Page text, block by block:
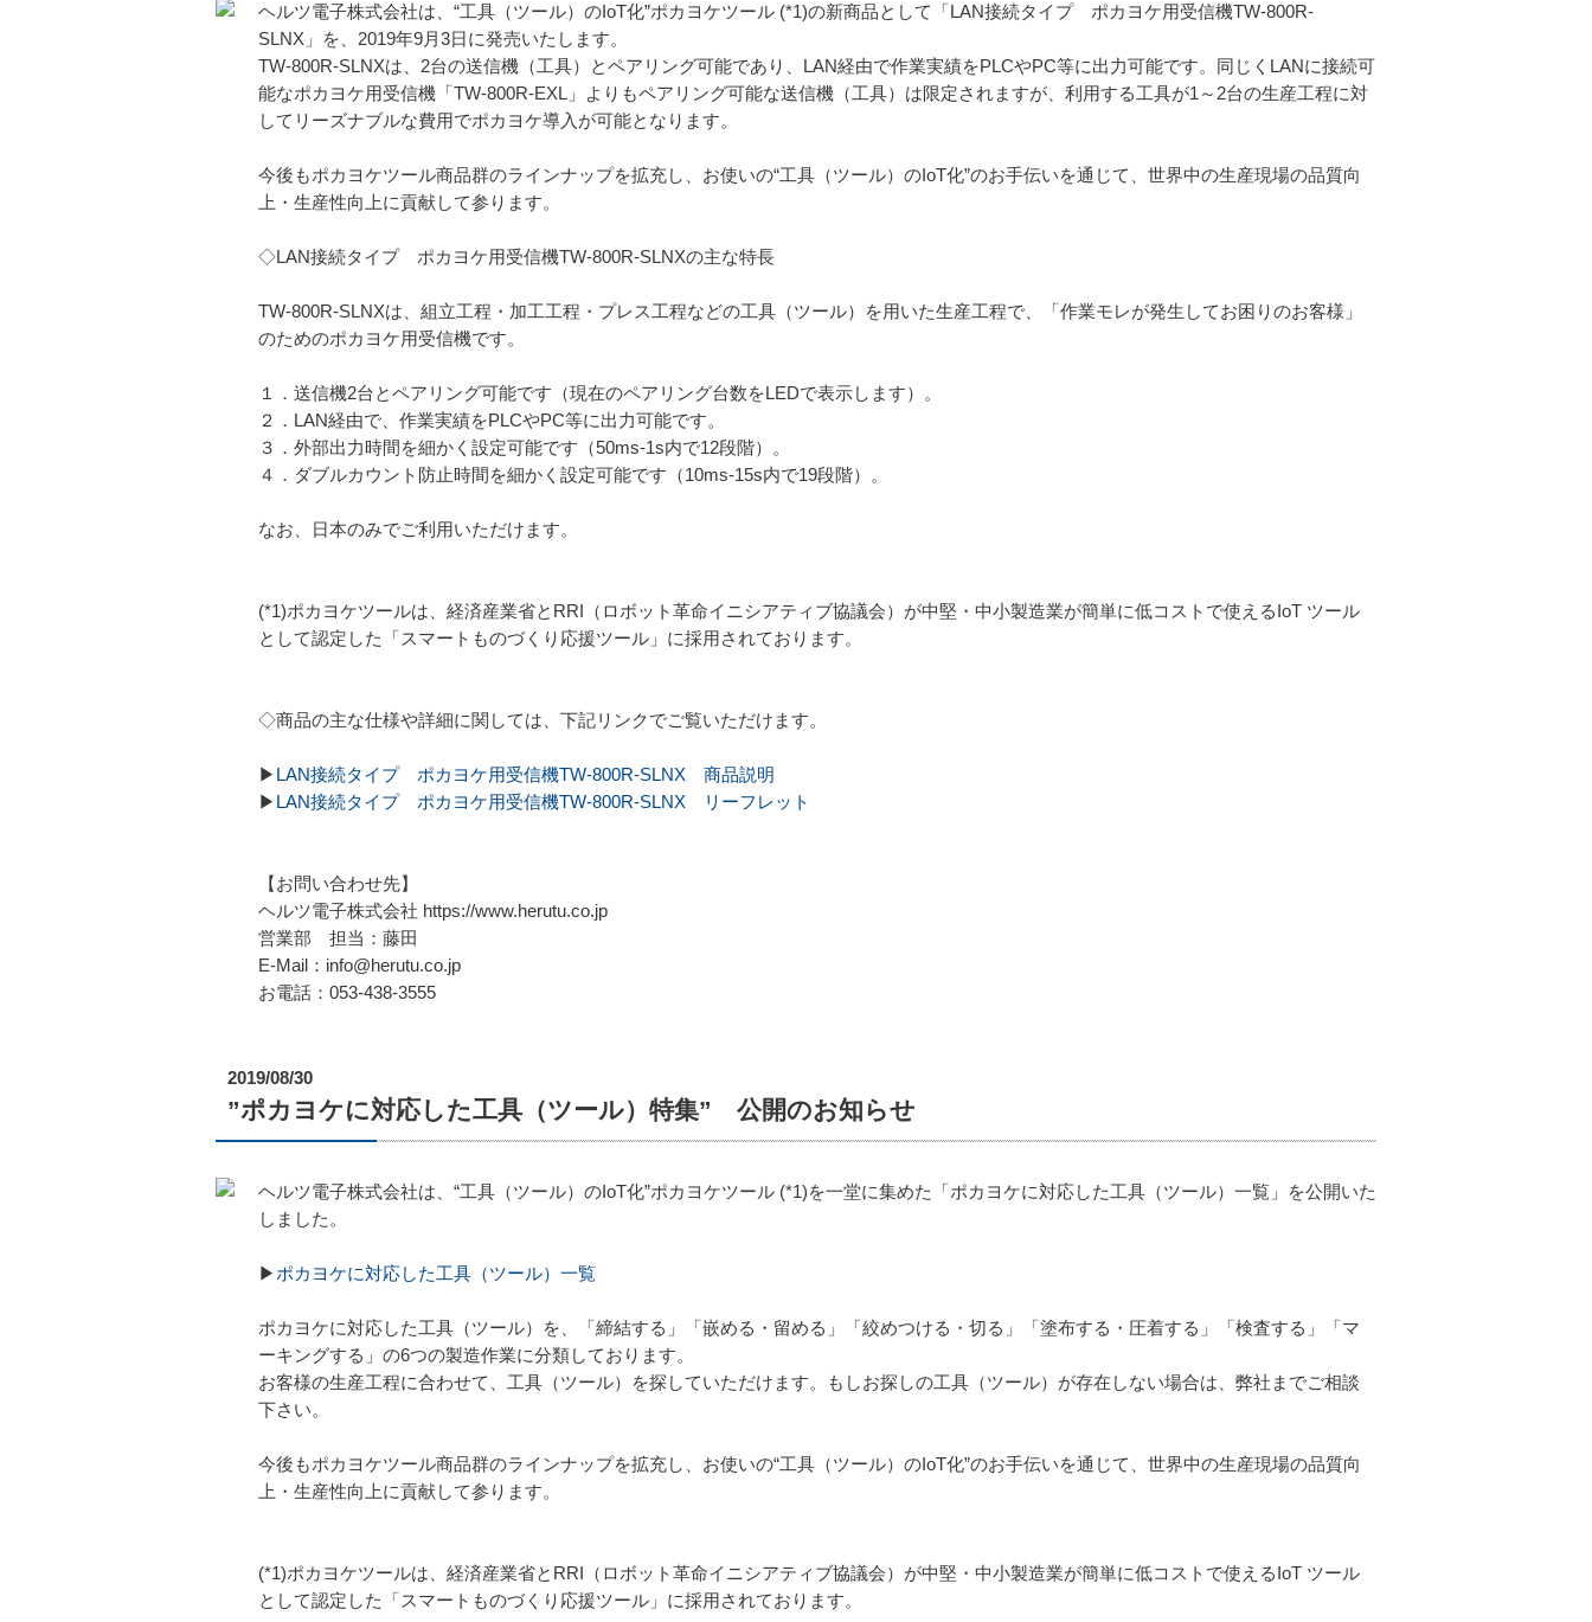
ヘルツ電子株式会社は、“工具（ツール）のIoT化”ポカヨケツール (*1)の新商品として「LAN接続タイプ ポカヨケ用受信機TW-800R-
SLNX」を、2019年9月3日に発売いたします。
TW-800R-SLNXは、2台の送信機（工具）とペアリング可能であり、LAN経由で作業実績をPLCやPC等に出力可能です。同じくLANに接続可
能なポカヨケ用受信機「TW-800R-EXL」よりもペアリング可能な送信機（工具）は限定されますが、利用する工具が1～2台の生産工程に対
してリーズナブルな費用でポカヨケ導入が可能となります。
今後もポカヨケツール商品群のラインナップを拡充し、お使いの“工具（ツール）のIoT化”のお手伝いを通じて、世界中の生産現場の品質向
上・生産性向上に貢献して参ります。
◇LAN接続タイプ ポカヨケ用受信機TW-800R-SLNXの主な特長
TW-800R-SLNXは、組立工程・加工工程・プレス工程などの工具（ツール）を用いた生産工程で、「作業モレが発生してお困りのお客様」
のためのポカヨケ用受信機です。
１．送信機2台とペアリング可能です（現在のペアリング台数をLEDで表示します）。
２．LAN経由で、作業実績をPLCやPC等に出力可能です。
３．外部出力時間を細かく設定可能です（50ms-1s内で12段階）。
４．ダブルカウント防止時間を細かく設定可能です（10ms-15s内で19段階）。
なお、日本のみでご利用いただけます。
(*1)ポカヨケツールは、経済産業省とRRI（ロボット革命イニシアティブ協議会）が中堅・中小製造業が簡単に低コストで使えるIoT ツール
として認定した「スマートものづくり応援ツール」に採用されております。
◇商品の主な仕様や詳細に関しては、下記リンクでご覧いただけます。
▶ LAN接続タイプ ポカヨケ用受信機TW-800R-SLNX 商品説明
▶ LAN接続タイプ ポカヨケ用受信機TW-800R-SLNX リーフレット
【お問い合わせ先】
ヘルツ電子株式会社 https://www.herutu.co.jp
営業部 担当：藤田
E-Mail：info@herutu.co.jp
お電話：053-438-3555
2019/08/30
”ポカヨケに対応した工具（ツール）特集” 公開のお知らせ
ヘルツ電子株式会社は、“工具（ツール）のIoT化”ポカヨケツール (*1)を一堂に集めた「ポカヨケに対応した工具（ツール）一覧」を公開いた
しました。
▶ ポカヨケに対応した工具（ツール）一覧
ポカヨケに対応した工具（ツール）を、「締結する」「嵌める・留める」「絞めつける・切る」「塗布する・圧着する」「検査する」「マ
ーキングする」の6つの製造作業に分類しております。
お客様の生産工程に合わせて、工具（ツール）を探していただけます。もしお探しの工具（ツール）が存在しない場合は、弊社までご相談
下さい。
今後もポカヨケツール商品群のラインナップを拡充し、お使いの“工具（ツール）のIoT化”のお手伝いを通じて、世界中の生産現場の品質向
上・生産性向上に貢献して参ります。
(*1)ポカヨケツールは、経済産業省とRRI（ロボット革命イニシアティブ協議会）が中堅・中小製造業が簡単に低コストで使えるIoT ツール
として認定した「スマートものづくり応援ツール」に採用されております。